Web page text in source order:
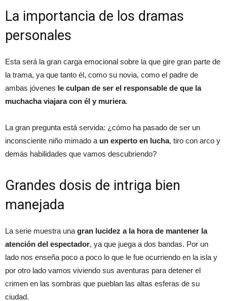
La importancia de los dramas
personales
Esta será la gran carga emocional sobre la que gire gran parte de
la trama, ya que tanto él, como su novia, como el padre de
ambas jóvenes le culpan de ser el responsable de que la
muchacha viajara con él y muriera.
La gran pregunta está servida: ¿cómo ha pasado de ser un
inconsciente niño mimado a un experto en lucha, tiro con arco y
demás habilidades que vamos descubriendo?
Grandes dosis de intriga bien
manejada
La serie muestra una gran lucidez a la hora de mantener la
atención del espectador, ya que juega a dos bandas. Por un
lado nos enseña poco a poco lo que le fue ocurriendo en la isla y
por otro lado vamos viviendo sus aventuras para detener el
crimen en las sombras que pueblan las altas esferas de su
ciudad.